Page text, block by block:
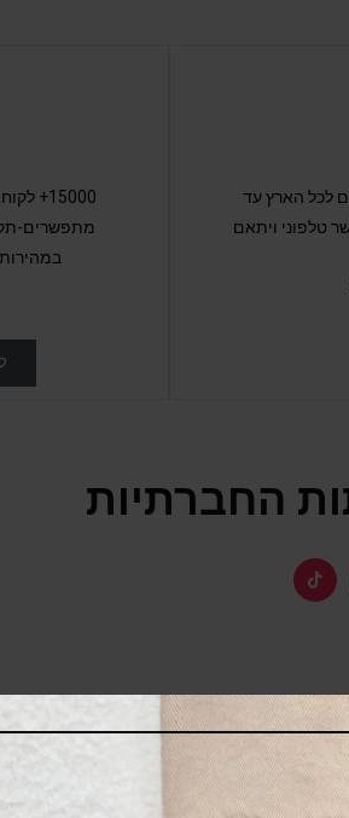
19 ימי עסקים לכל הארץ עד
טלפוני ויתאם
מתפשרים-
החברתיות